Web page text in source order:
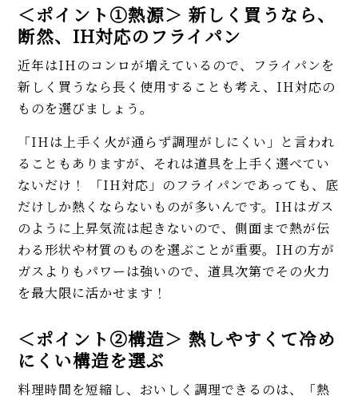
＜ポイント①熱源＞ 新しく買うなら、
断然、IH対応のフライパン
近年はIHのコンロが増えているので、フライパンを
新しく買うなら長く使用することも考え、IH対応の
ものを選びましょう。
「IHは上手く火が通らず調理がしにくい」と言われ
ることもありますが、それは道具を上手く選べてい
ないだけ！ 「IH対応」のフライパンであっても、底
だけしか熱くならないものが多いんです。IHはガス
のように上昇気流は起きないので、側面まで熱が伝
わる形状や材質のものを選ぶことが重要。IHの方が
ガスよりもパワーは強いので、道具次第でその火力
を最大限に活かせます！
＜ポイント②構造＞ 熱しやすくて冷め
にくい構造を選ぶ
料理時間を短縮し、おいしく調理できるのは、「熱